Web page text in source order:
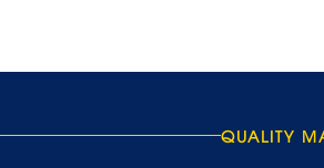
QUALITY